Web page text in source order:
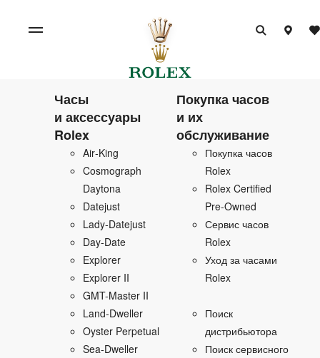
Часы
и аксессуары
Rolex
Air‑King
Cosmograph
Daytona
Datejust
Lady‑Datejust
Day‑Date
Explorer
Explorer II
GMT-Master II
Land‑Dweller
Oyster Perpetual
Sea‑Dweller
Покупка часов
и их
обслуживание
Покупка часов
Rolex
Rolex Certified
Pre‑Owned
Сервис часов
Rolex
Уход за часами
Rolex
Поиск
дистрибьютора
Поиск сервисного